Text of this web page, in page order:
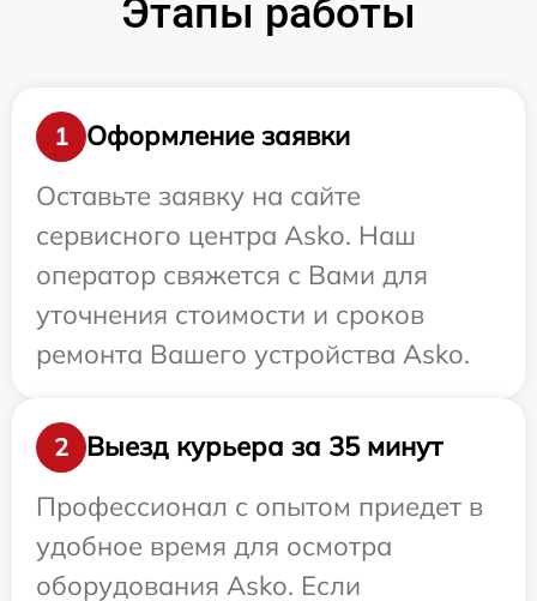
Этапы работы
1
Оформление заявки
Оставьте заявку на сайте
сервисного центра Asko. Наш
оператор свяжется с Вами для
уточнения стоимости и сроков
ремонта Вашего устройства Asko.
2
Выезд курьера за 35 минут
Профессионал с опытом приедет в
удобное время для осмотра
оборудования Asko. Если